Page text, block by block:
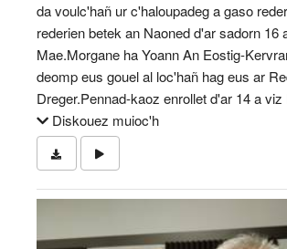
da voulc'hañ ur c'haloupadeg a gaso
rederien betek an Naoned d'ar sadorn 16
Mae.Morgane ha Yoann An Eostig-
deomp eus gouel al loc'hañ hag eus ar
Dreger.Pennad-kaoz enrollet d'ar 14 a viz
Diskouez muioc'h